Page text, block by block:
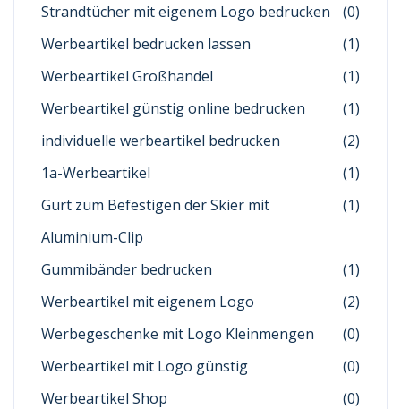
Strandtücher mit eigenem Logo bedrucken
(0)
Werbeartikel bedrucken lassen
(1)
Werbeartikel Großhandel
(1)
Werbeartikel günstig online bedrucken
(1)
individuelle werbeartikel bedrucken
(2)
1a-Werbeartikel
(1)
Gurt zum Befestigen der Skier mit
Aluminium-Clip
(1)
Gummibänder bedrucken
(1)
Werbeartikel mit eigenem Logo
(2)
Werbegeschenke mit Logo Kleinmengen
(0)
Werbeartikel mit Logo günstig
(0)
Werbeartikel Shop
(0)